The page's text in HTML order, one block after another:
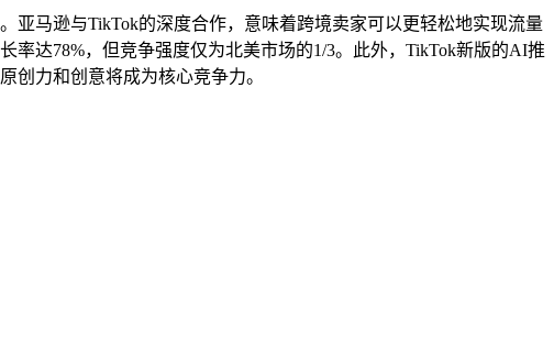
亚马逊与TikTok的深度合作，意味着跨境卖家可以更轻松地实现流量
达78%，但竞争强度仅为北美市场的1/3。此外，TikTok新版的AI推
创力和创意将成为核心竞争力。